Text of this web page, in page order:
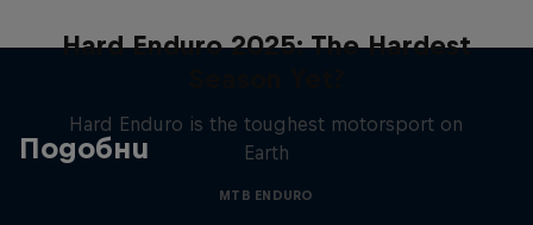
Подобни
Hard Enduro 2025: The Hardest
Hard Enduro is the toughest motorsport on
Earth
MTB ENDURO